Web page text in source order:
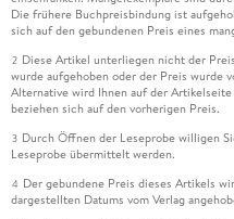
Die frühere Buchpreisbindung ist
sich auf den gebundenen Preis eines
2 Diese Artikel unterliegen nicht der
wurde aufgehoben oder der Preis wurde
Alternative wird Ihnen auf der
beziehen sich auf den vorherigen Preis.
3 Durch Öffnen der Leseprobe willigen
Leseprobe übermittelt werden.
4 Der gebundene Preis dieses Artikels
dargestellten Datums vom Verlag